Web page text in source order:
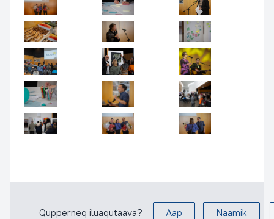
Qupperneq iluaqutaava? Aap Naamik